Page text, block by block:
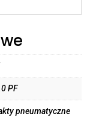
PF
pneumatyczne